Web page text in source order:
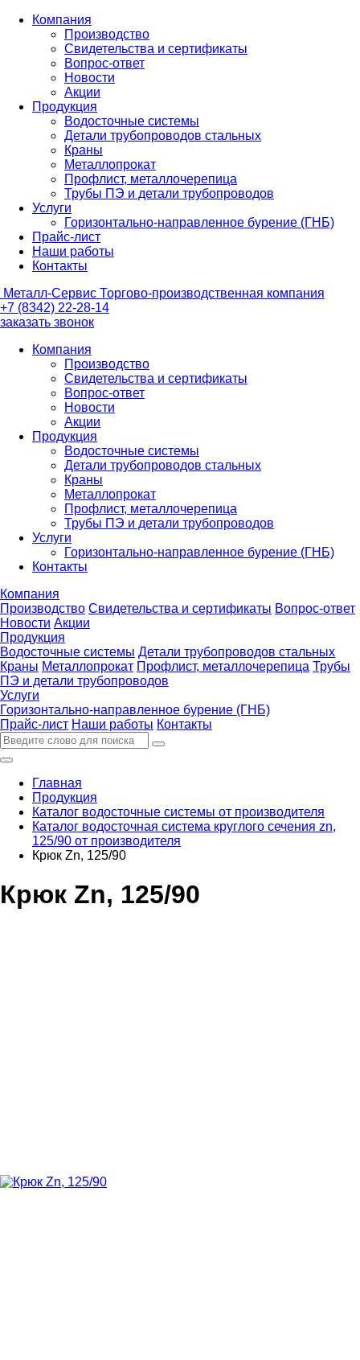
Компания
Производство
Свидетельства и сертификаты
Вопрос-ответ
Новости
Акции
Продукция
Водосточные системы
Детали трубопроводов стальных
Краны
Металлопрокат
Профлист, металлочерепица
Трубы ПЭ и детали трубопроводов
Услуги
Горизонтально-направленное бурение (ГНБ)
Прайс-лист
Наши работы
Контакты
Металл-Сервис Торгово-производственная компания
+7 (8342) 22-28-14
заказать звонок
Компания
Производство
Свидетельства и сертификаты
Вопрос-ответ
Новости
Акции
Продукция
Водосточные системы
Детали трубопроводов стальных
Краны
Металлопрокат
Профлист, металлочерепица
Трубы ПЭ и детали трубопроводов
Услуги
Горизонтально-направленное бурение (ГНБ)
Контакты
Компания
Производство Свидетельства и сертификаты Вопрос-ответ
Новости Акции
Продукция
Водосточные системы Детали трубопроводов стальных
Краны Металлопрокат Профлист, металлочерепица Трубы
ПЭ и детали трубопроводов
Услуги
Горизонтально-направленное бурение (ГНБ)
Прайс-лист Наши работы Контакты
Главная
Продукция
Каталог водосточные системы от производителя
Каталог водосточная система круглого сечения zn,
125/90 от производителя
Крюк Zn, 125/90
Крюк Zn, 125/90